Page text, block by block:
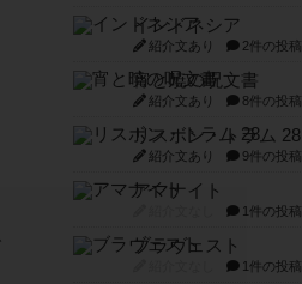
インドネシア
紹介文あり 2件の投稿
宵と暁の呪文書
紹介文あり 8件の投稿
リスボン・トラム 28
紹介文あり 9件の投稿
アマナイト
1件の投稿
ブラヴェスト
1件の投稿